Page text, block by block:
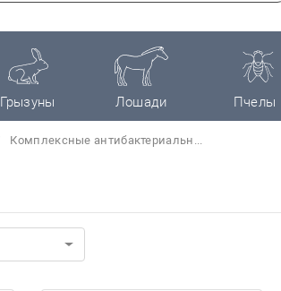
Грызуны Лошади Пчелы
Комплексные антибактериальн...